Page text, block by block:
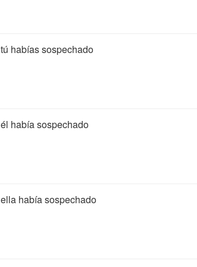
tú habías sospechado
él había sospechado
ella había sospechado